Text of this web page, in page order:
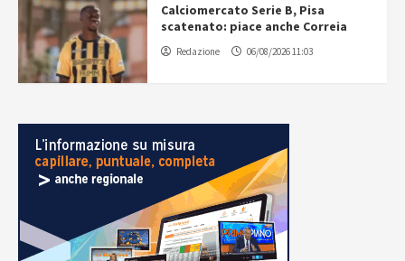
Calciomercato Serie B, Pisa
scatenato: piace anche Correia
Redazione 06/08/2026 11:03